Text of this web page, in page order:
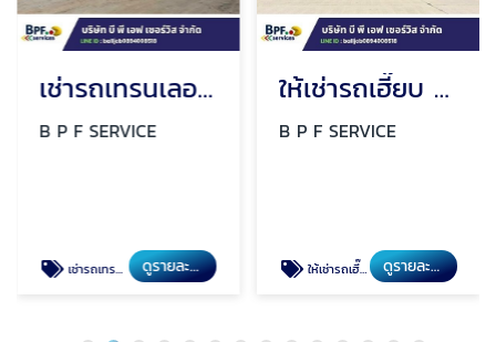
เช่ารถเทรนเลอร์ ระยอง
B P F SERVICE
เช่ารถเทรนเลอร์ ระยอง ดูรายละเอียด
ให้เช่ารถเฮี๊ยบ ระยอง
B P F SERVICE
ให้เช่ารถเฮี๊ยบ ระยอง ดูรายละเอียด